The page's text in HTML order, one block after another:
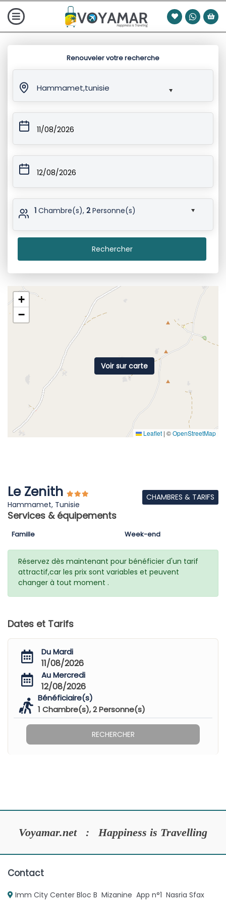
Renouveler votre recherche
Hammamet,tunisie
11/08/2026
12/08/2026
1 Chambre(s),2Personne(s)
Rechercher
+
−
Leaflet | ©OpenStreetMap
Voir sur carte
Le Zenith
Hammamet, Tunisie
CHAMBRES & TARIFS
Services & équipements
Famille Week-end
Réservez dès maintenant pour bénéficier d'un tarif
attractif,car les prix sont variables et peuvent
changer à tout moment .
Dates et Tarifs
Du Mardi
11/08/2026
Au Mercredi
12/08/2026
Bénéficiaire(s)
1 Chambre(s),2Personne(s)
RECHERCHER
Voyamar.net : Happiness is Travelling
Contact
Imm City Center Bloc B Mizanine App n°1 Nasria Sfax